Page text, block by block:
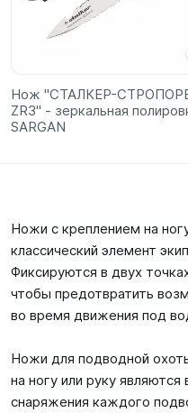
Нож "СТАЛКЕР-
ZR3" - зеркальная
SARGAN
Ножи с креплением на
классический элемент
Фиксируются в двух
чтобы предотвратить
во время движения под
Ножи для подводной
на ногу или руку
снаряжения каждого